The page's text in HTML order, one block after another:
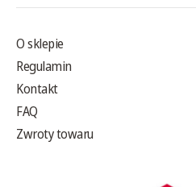
O sklepie
Regulamin
Kontakt
FAQ
Zwroty towaru